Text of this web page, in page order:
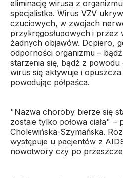
eliminację wirusa z
specjalistka. Wirus VZV
czuciowych, w zwojach
przykręgosłupowych i przez
żadnych objawów. Dopiero,
odporności organizmu –
starzenia się, bądź z powodu
wirus się aktywuje i
powodując półpaśca.
"Nazwa choroby bierze się
zostaje tylko połowa ciała" –
Cholewińska-Szymańska.
występuje u pacjentów z
nowotwory czy po